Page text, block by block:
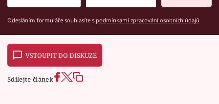
Odesláním formuláře souhlasíte s podmínkami zpracování osobních údajů
VSTOUPIT DO DISKUZE
Sdílejte článek